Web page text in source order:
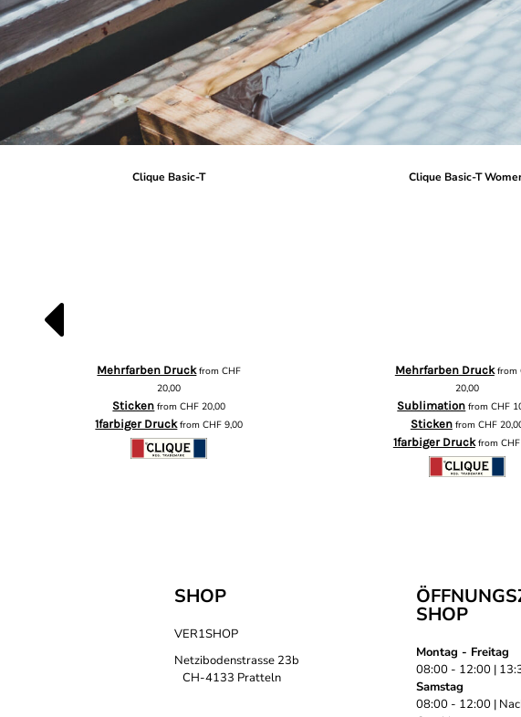
Clique Basic-T
Mehrfarben DruckfromCHF
20,00
Sticken fromCHF 20,00
1farbiger DruckfromCHF 9,00
Clique Basic-T
Mehrfarben Druckfrom
20,00
Sublimation fromCHF
Stickenfrom CHF
1farbiger Druckfrom CHF
SHOP
VER1SHOP
Netzibodenstrasse 23b
CH-4133 Pratteln
SHOP
Montag - Freitag
08:00 - 12:00 |
Samstag
08:00 - 12:00 |